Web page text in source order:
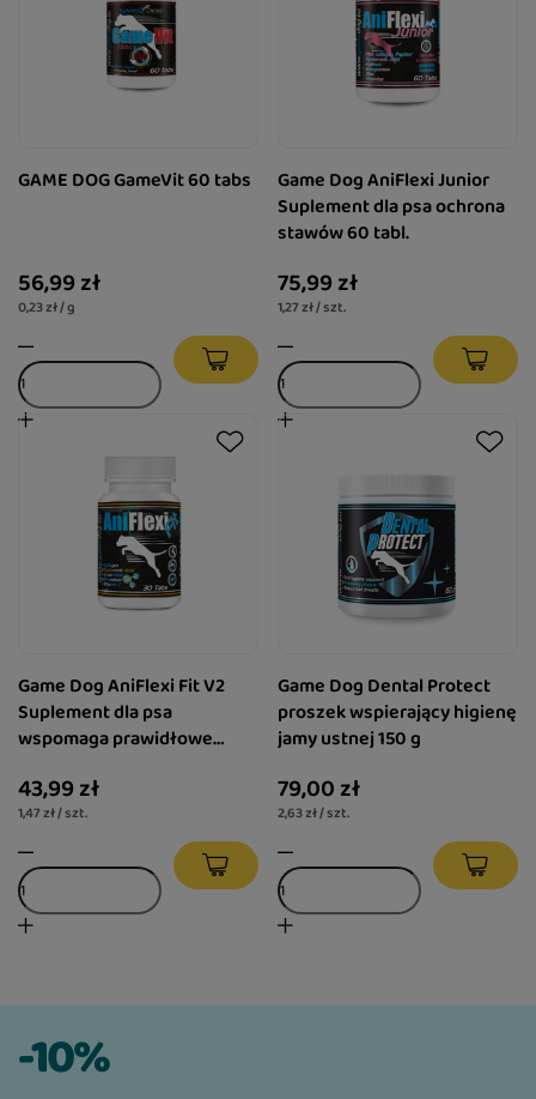
GAME DOG GameVit 60 tabs
56,99 zł
0,23 zł / g
Game Dog AniFlexi Junior
Suplement dla psa ochrona
stawów 60 tabl.
75,99 zł
1,27 zł / szt.
Game Dog AniFlexi Fit V2
Suplement dla psa
wspomaga prawidłowe
tabl.
43,99 zł
1,47 zł / szt.
Game Dog Dental Protect
proszek wspierający higienę
jamy ustnej 150 g
79,00 zł
2,63 zł / szt.
-10%